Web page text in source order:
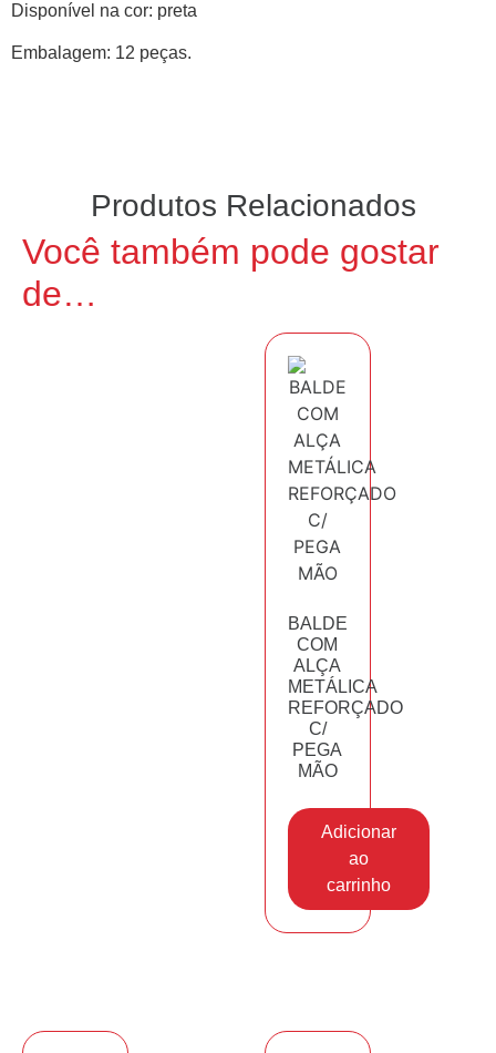
Disponível na cor: preta
Embalagem: 12 peças.
Produtos Relacionados
Você também pode gostar
de…
BALDE
COM
ALÇA
METÁLICA
REFORÇADO
C/
PEGA
MÃO
Adicionar
ao
carrinho